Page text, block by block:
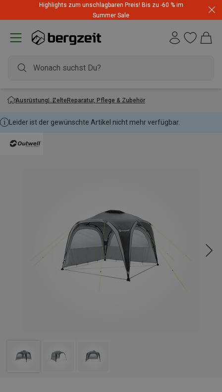
Highlights zum unschlagbaren Preis! Bis zu -60 % im
Summer Sale
Ausrüstung ZelteReparatur, Pflege & Zubehör
Leider ist der gewünschte Artikel nicht mehr verfügbar.